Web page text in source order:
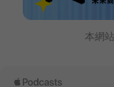
本網